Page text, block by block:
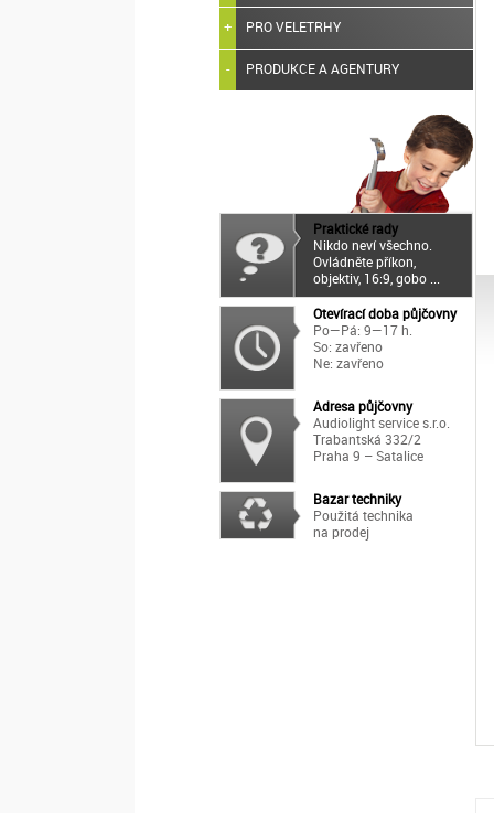
PRO VELETRHY
PRODUKCE A AGENTURY
Praktické rady
Nikdo neví všechno.
Ovládněte příkon,
objektiv, 16:9, gobo ...
Otevírací doba půjčovny
Po—Pá: 9—17 h.
So: zavřeno
Ne: zavřeno
Adresa půjčovny
Audiolight service s.r.o.
Trabantská 332/2
Praha 9 – Satalice
Bazar techniky
Použitá technika
na prodej